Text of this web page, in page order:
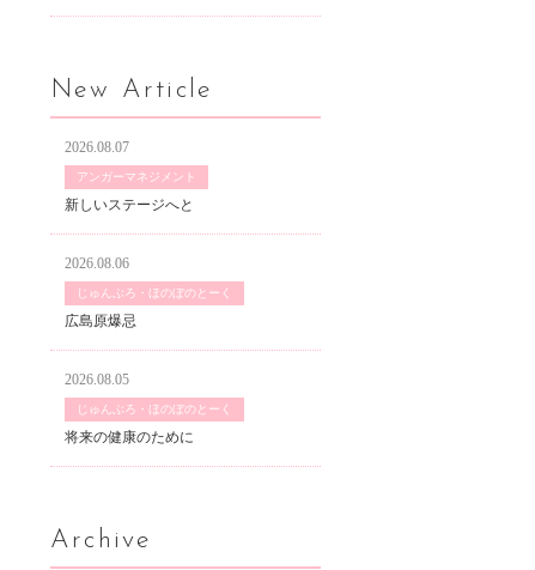
New Article
2026.08.07
アンガーマネジメント
新しいステージへと
2026.08.06
じゅんぶろ・ほのぼのとーく
広島原爆忌
2026.08.05
じゅんぶろ・ほのぼのとーく
将来の健康のために
Archive